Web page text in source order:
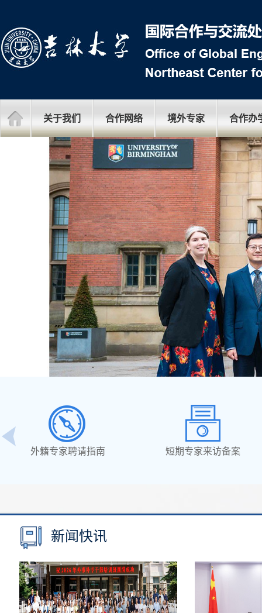
关于我们 合作网络 境外专家 合作办
外籍专家聘请指南 短期专家来访备案
新闻快讯